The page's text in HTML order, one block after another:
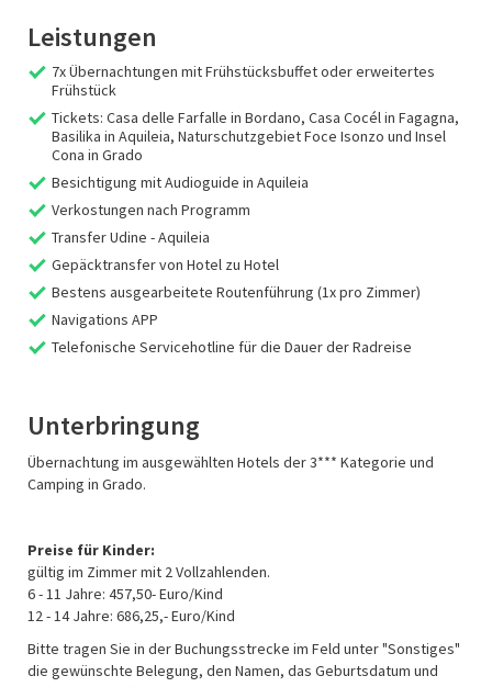
Leistungen
7x Übernachtungen mit Frühstücksbuffet oder erweitertes
Frühstück
Tickets: Casa delle Farfalle in Bordano, Casa Cocél in Fagagna,
Basilika in Aquileia, Naturschutzgebiet Foce Isonzo und Insel
Cona in Grado
Besichtigung mit Audioguide in Aquileia
Verkostungen nach Programm
Transfer Udine - Aquileia
Gepäcktransfer von Hotel zu Hotel
Bestens ausgearbeitete Routenführung (1x pro Zimmer)
Navigations APP
Telefonische Servicehotline für die Dauer der Radreise
Unterbringung
Übernachtung im ausgewählten Hotels der 3*** Kategorie und
Camping in Grado.
Preise für Kinder:
gültig im Zimmer mit 2 Vollzahlenden.
6 - 11 Jahre: 457,50- Euro/Kind
12 - 14 Jahre: 686,25,- Euro/Kind
Bitte tragen Sie in der Buchungsstrecke im Feld unter "Sonstiges"
die gewünschte Belegung, den Namen, das Geburtsdatum und